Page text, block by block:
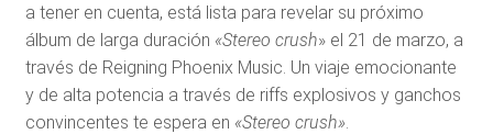
a tener en cuenta, está lista para revelar su próximo
álbum de larga duración «Stereo crush» el 21 de marzo, a
través de Reigning Phoenix Music. Un viaje emocionante
y de alta potencia a través de riffs explosivos y ganchos
convincentes te espera en «Stereo crush».